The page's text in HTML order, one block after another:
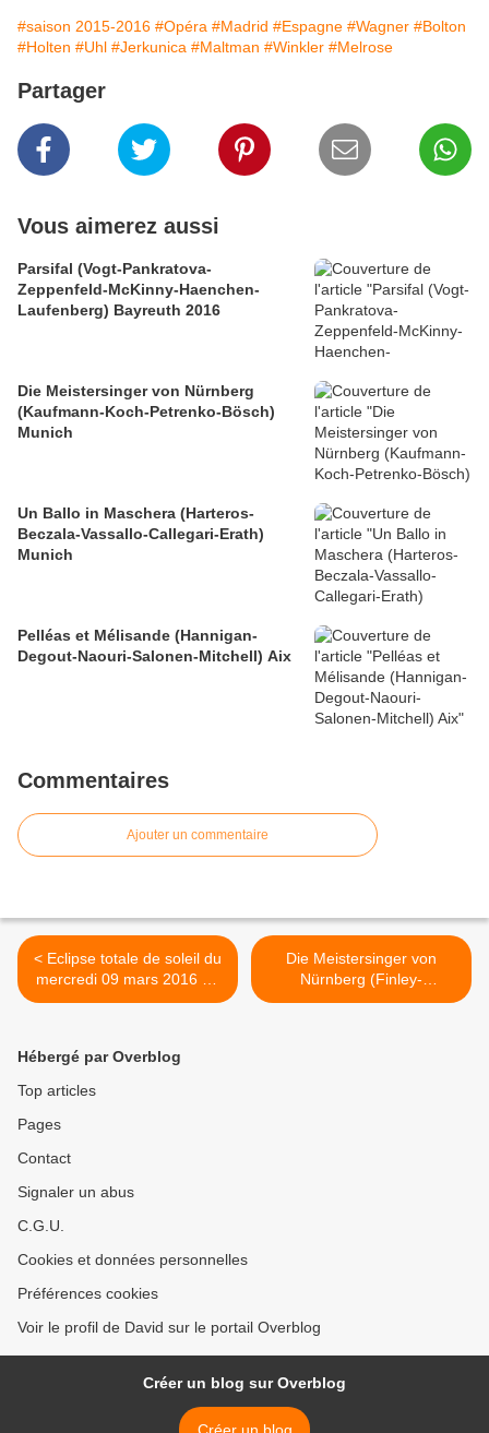
#saison 2015-2016 #Opéra #Madrid #Espagne #Wagner #Bolton
#Holten #Uhl #Jerkunica #Maltman #Winkler #Melrose
Partager
Vous aimerez aussi
Parsifal (Vogt-Pankratova-
Zeppenfeld-McKinny-Haenchen-
Laufenberg) Bayreuth 2016
Die Meistersinger von Nürnberg
(Kaufmann-Koch-Petrenko-Bösch)
Munich
Un Ballo in Maschera (Harteros-
Beczala-Vassallo-Callegari-Erath)
Munich
Pelléas et Mélisande (Hannigan-
Degout-Naouri-Salonen-Mitchell) Aix
Commentaires
Ajouter un commentaire
< Eclipse totale de soleil du
mercredi 09 mars 2016 en
Indonésie
Die Meistersinger von
Nürnberg (Finley-
Jovanovich-Jordan-
Hébergé par Overblog
Top articles
Pages
Contact
Signaler un abus
C.G.U.
Cookies et données personnelles
Préférences cookies
Voir le profil de David sur le portail Overblog
Créer un blog sur Overblog